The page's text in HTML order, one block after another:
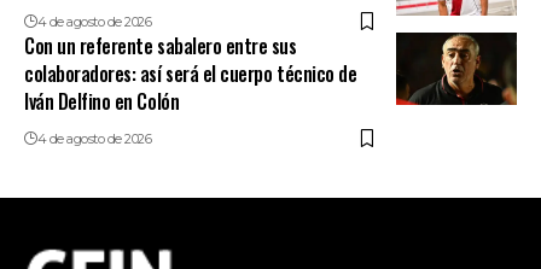
4 de agosto de 2026
Con un referente sabalero entre sus
colaboradores: así será el cuerpo técnico de
Iván Delfino en Colón
4 de agosto de 2026